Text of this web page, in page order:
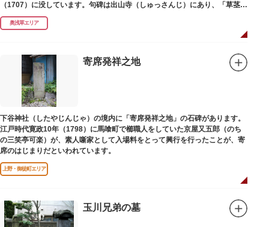
（1707）に没しています。句碑は出山寺（しゅっさんじ）にあり、「草茎を
つつむ葉もなき 雲間哉」と刻まれています。
奥浅草エリア
寄席発祥之地
下谷神社（したやじんじゃ）の境内に「寄席発祥之地」の石碑があります。
江戸時代寛政10年（1798）に馬喰町で櫛職人をしていた京屋又五郎（のち
の三笑亭可楽）が、素人噺家として入場料をとって興行を行ったことが、寄
席のはじまりだといわれています。
上野・御徒町エリア
玉川兄弟の墓